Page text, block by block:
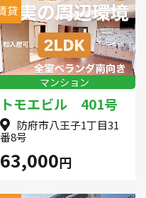
3K〜3LDK
貸
マンション
トモエビル 401号
防府市八王子1丁目31
番8号
63,000円